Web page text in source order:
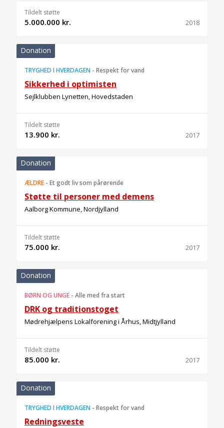
Tildelt støtte
5.000.000 kr. 2018
Donation
TRYGHED I HVERDAGEN - Respekt for vand
Sikkerhed i optimisten
Sejlklubben Lynetten, Hovedstaden
Tildelt støtte
13.900 kr. 2017
Donation
ÆLDRE - Et godt liv som pårørende
Støtte til personer med demens
Aalborg Kommune, Nordjylland
Tildelt støtte
75.000 kr. 2017
Donation
BØRN OG UNGE - Alle med fra start
DRK og traditionstoget
Mødrehjælpens Lokalforening i Århus, Midtjylland
Tildelt støtte
85.000 kr. 2017
Donation
TRYGHED I HVERDAGEN - Respekt for vand
Redningsveste